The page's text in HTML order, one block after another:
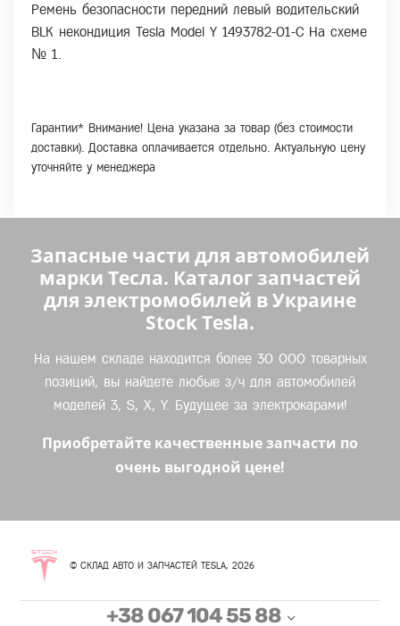
Ремень безопасности передний левый водительский
BLK некондиция Tesla Model Y 1493782-01-C На схеме
№ 1.
Гарантии* Внимание! Цена указана за товар (без стоимости
доставки). Доставка оплачивается отдельно. Актуальную цену
уточняйте у менеджера
Запасные части для автомобилей
марки Тесла. Каталог запчастей
для электромобилей в Украине
Stock Tesla.
На нашем складе находится более 30 000 товарных
позиций, вы найдете любые з/ч для автомобилей
моделей 3, S, X, Y. Будущее за электрокарами!
Приобретайте качественные запчасти по
очень выгодной цене!
© СКЛАД АВТО И ЗАПЧАСТЕЙ TESLA, 2026
+38 067 104 55 88